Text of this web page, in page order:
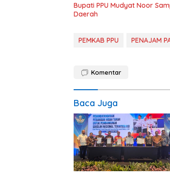
Bupati PPU Mudyat Noor
Daerah
PEMKAB PPU PENAJAM
Komentar
Baca Juga